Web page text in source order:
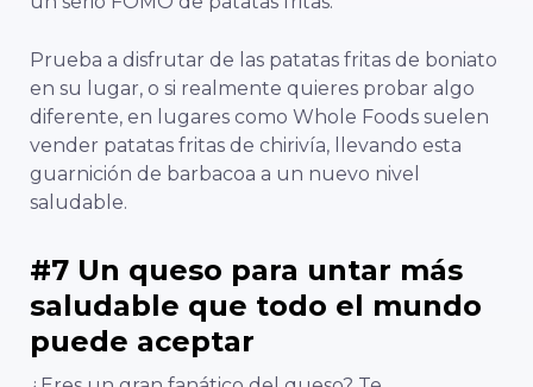
Prueba a disfrutar de las patatas fritas de boniato
en su lugar, o si realmente quieres probar algo
diferente, en lugares como Whole Foods suelen
vender patatas fritas de chirivía, llevando esta
guarnición de barbacoa a un nuevo nivel
saludable.
#7 Un queso para untar más
saludable que todo el mundo
puede aceptar